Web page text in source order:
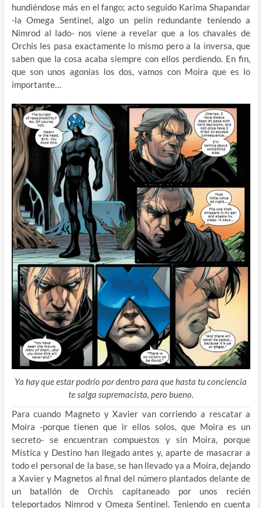
hundiéndose más en el fango; acto seguido Karima Shapandar
-la Omega Sentinel, algo un pelín redundante teniendo a
Nimrod al lado- nos viene a revelar que a los chavales de
Orchis les pasa exactamente lo mismo pero a la inversa, que
saben que la cosa acaba siempre con ellos perdiendo. En fin,
que son unos agonías los dos, vamos con Moira que es lo
importante…
Ya hay que estar podrío por dentro para que hasta tu conciencia
te salga supremacista, pero bueno.
Para cuando Magneto y Xavier van corriendo a rescatar a
Moira -porque tienen que ir ellos solos, que Moira es un
secreto- se encuentran compuestos y sin Moira, porque
Mística y Destino han llegado antes y, aparte de masacrar a
todo el personal de la base, se han llevado ya a Moira, dejando
a Xavier y Magnetos al final del número plantados delante de
un batallón de Orchis capitaneado por unos recién
teleportados Nimrod y Omega Sentinel. Teniendo en cuenta